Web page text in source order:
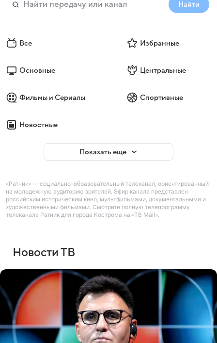
Найти
Все Избранные
Основные Центральные
Фильмы и Сериалы Спортивные
Новостные
Показать еще
«Ратник» — социально-образовательный телеканал, ориентированный
на молодежную аудиторию зрителей. Эфир канала представлен
российским историческим кино, мультфильмами, документальными и
художественными фильмами. Смотрите полную телепрограмму
телеканала Ратник для города Кострома на «ТВ Mail».
Новости ТВ